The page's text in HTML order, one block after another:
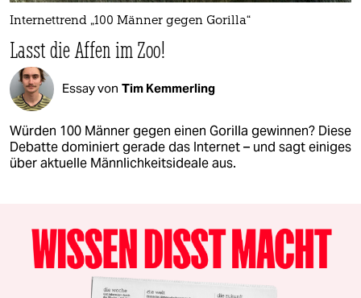
Internettrend „100 Männer gegen Gorilla“
Lasst die Affen im Zoo!
Essay von Tim Kemmerling
Würden 100 Männer gegen einen Gorilla gewinnen? Diese
Debatte dominiert gerade das Internet – und sagt einiges
über aktuelle Männlichkeitsideale aus.